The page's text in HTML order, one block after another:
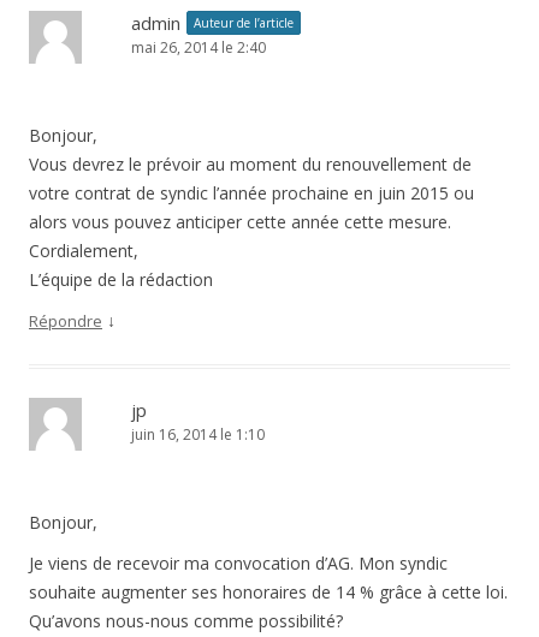
admin Auteur de l’article
mai 26, 2014 le 2:40
Bonjour,
Vous devrez le prévoir au moment du renouvellement de
votre contrat de syndic l’année prochaine en juin 2015 ou
alors vous pouvez anticiper cette année cette mesure.
Cordialement,
L’équipe de la rédaction
Répondre ↓
jp
juin 16, 2014 le 1:10
Bonjour,
Je viens de recevoir ma convocation d’AG. Mon syndic
souhaite augmenter ses honoraires de 14 % grâce à cette loi.
Qu’avons nous-nous comme possibilité?